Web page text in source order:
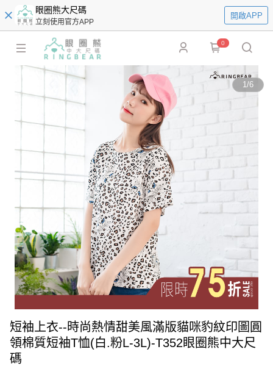
眼圈熊大尺碼
立刻使用官方APP
開啟APP
0
1/6
短袖上衣--時尚熱情甜美風滿版貓咪豹紋印圖圓
領棉質短袖T恤(白.粉L-3L)-T352眼圈熊中大尺
碼